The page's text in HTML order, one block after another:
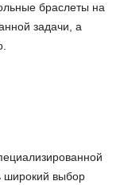
браслеты на
задачи, а
широкий выбор